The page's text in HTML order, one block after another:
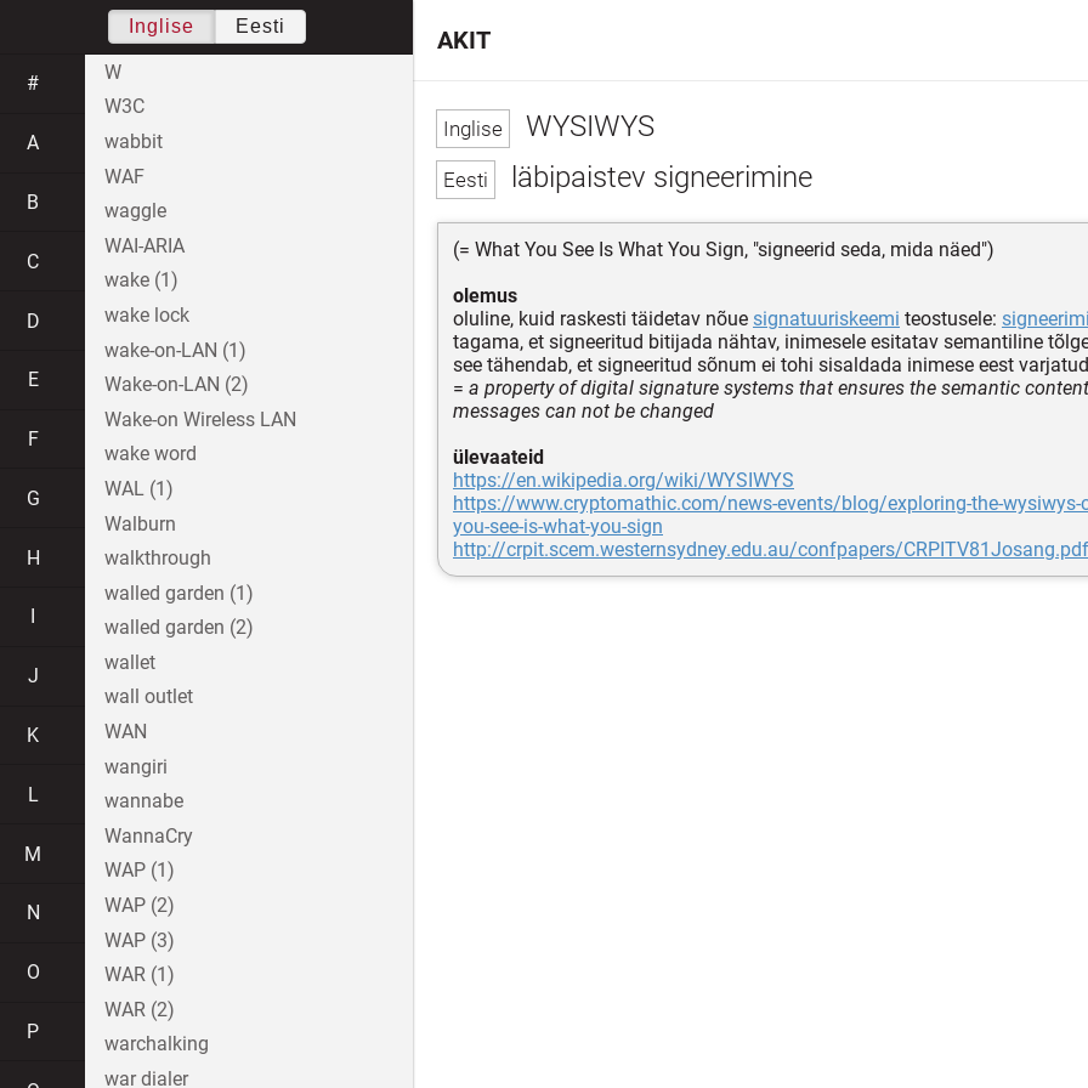
WYSIWYS
läbipaistev signeerimine
(= What You See Is What You Sign, "signeerid seda, mida näed")
olemus
oluline, kuid raskesti täidetav nõue signatuuriskeemi teostusele:
tagama, et signeeritud bitijada nähtav, inimesele esitatav semantiline
see tähendab, et signeeritud sõnum ei tohi sisaldada inimese eest
= a property of digital signature systems that ensures the semantic
messages can not be changed
ülevaateid
https://en.wikipedia.org/wiki/WYSIWYS
https://www.cryptomathic.com/news-events/blog/exploring-the-wysiwys-
you-see-is-what-you-sign
http://crpit.scem.westernsydney.edu.au/confpapers/CRPITV81Josang.pdf
AKIT
Inglise Eesti
#
A
B
C
D
E
F
G
H
J
K
L
M
N
O
P
W
W3C
wabbit
WAF
waggle
WAI-ARIA
wake (1)
wake lock
wake-on-LAN (1)
Wake-on-LAN (2)
Wake-on Wireless LAN
wake word
WAL (1)
Walburn
walkthrough
walled garden (1)
walled garden (2)
wallet
wall outlet
WAN
wangiri
wannabe
WannaCry
WAP (1)
WAP (2)
WAP (3)
WAR (1)
WAR (2)
warchalking
war dialer